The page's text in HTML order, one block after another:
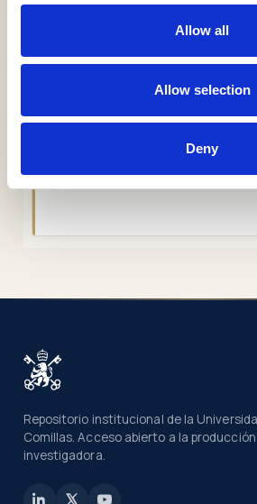
Allow all
Allow selection
Deny
URI / HANDLE
http://hdl.handle.net/11531/
Repositorio institucional de la
Comillas. Acceso abierto a la
investigadora.